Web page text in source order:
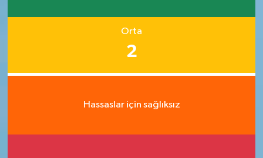
Orta
2
Hassaslar için sağlıksız